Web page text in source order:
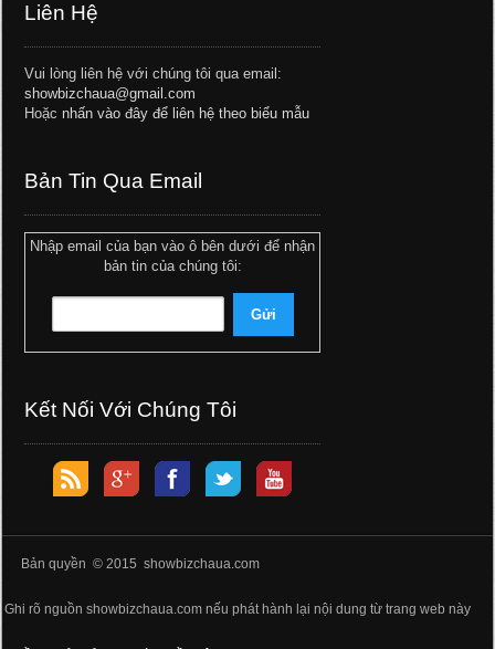
Liên Hệ
Vui lòng liên hệ với chúng tôi qua email:
showbizchaua@gmail.com
Hoặc nhấn vào đây để liên hệ theo biểu mẫu
Bản Tin Qua Email
Nhập email của bạn vào ô bên dưới để nhận
bản tin của chúng tôi:
Kết Nối Với Chúng Tôi
Bản quyền © 2015 showbizchaua.com
Ghi rõ nguồn showbizchaua.com nếu phát hành lại nội dung từ trang web này